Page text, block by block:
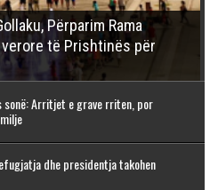
Përparim Rama
të Prishtinës për
sonë: Arritjet e grave rriten, por
dhe presidentja takohen